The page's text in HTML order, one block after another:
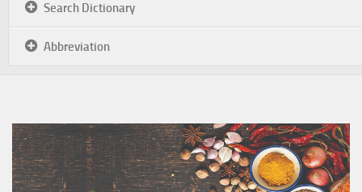
Search Dictionary
Abbreviation